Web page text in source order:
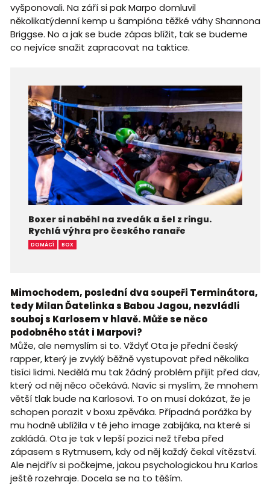
vyšponovali. Na září si pak Marpo domluvil
několikatýdenní kemp u šampióna těžké váhy Shannona
Briggse. No a jak se bude zápas blížit, tak se budeme
co nejvíce snažit zapracovat na taktice.
Boxer si naběhl na zvedák a šel z ringu.
Rychlá výhra pro českého ranaře
DOMÁCÍ BOX
Mimochodem, poslední dva soupeři Terminátora,
tedy Milan Ďatelinka s Babou Jagou, nezvládli
souboj s Karlosem v hlavě. Může se něco
podobného stát i Marpovi?
Může, ale nemyslím si to. Vždyť Ota je přední český
rapper, který je zvyklý běžně vystupovat před několika
tisíci lidmi. Nedělá mu tak žádný problém přijít před dav,
který od něj něco očekává. Navíc si myslím, že mnohem
větší tlak bude na Karlosovi. To on musí dokázat, že je
schopen porazit v boxu zpěváka. Případná porážka by
mu hodně ublížila v té jeho image zabijáka, na které si
zakládá. Ota je tak v lepší pozici než třeba před
zápasem s Rytmusem, kdy od něj každý čekal vítězství.
Ale nejdřív si počkejme, jakou psychologickou hru Karlos
ještě rozehraje. Docela se na to těším.